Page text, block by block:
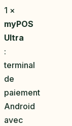
1 ×
myPOS
Ultra
:
terminal
de
paiement
Android
avec